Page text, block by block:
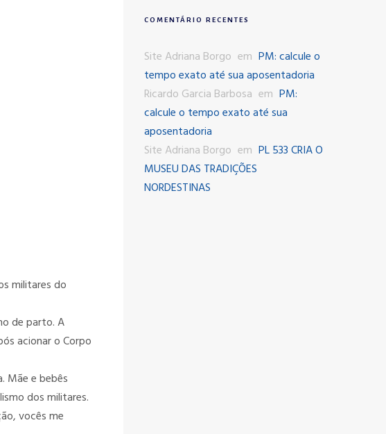
militares do
de parto. A
acionar o Corpo
Mãe e bebês
dos militares.
vocês me
COMENTÁRIO RECENTES
Site Adriana Borgo em PM: calcule o
tempo exato até sua aposentadoria
Ricardo Garcia Barbosa em PM:
calcule o tempo exato até sua
aposentadoria
Site Adriana Borgo em PL 533 CRIA O
MUSEU DAS TRADIÇÕES
NORDESTINAS